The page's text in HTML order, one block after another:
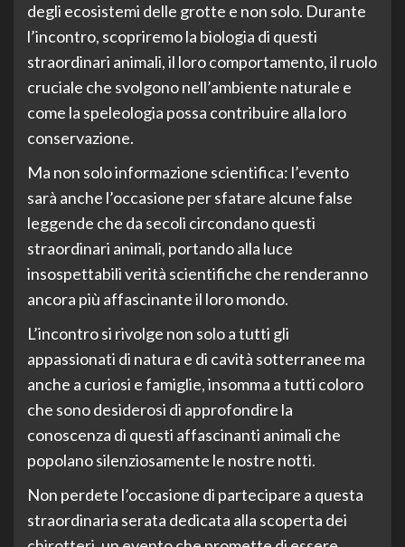
degli ecosistemi delle grotte e non solo. Durante
l’incontro, scopriremo la biologia di questi
straordinari animali, il loro comportamento, il ruolo
cruciale che svolgono nell’ambiente naturale e
come la speleologia possa contribuire alla loro
conservazione.
Ma non solo informazione scientifica: l’evento
sarà anche l’occasione per sfatare alcune false
leggende che da secoli circondano questi
straordinari animali, portando alla luce
insospettabili verità scientifiche che renderanno
ancora più affascinante il loro mondo.
L’incontro si rivolge non solo a tutti gli
appassionati di natura e di cavità sotterranee ma
anche a curiosi e famiglie, insomma a tutti coloro
che sono desiderosi di approfondire la
conoscenza di questi affascinanti animali che
popolano silenziosamente le nostre notti.
Non perdete l’occasione di partecipare a questa
straordinaria serata dedicata alla scoperta dei